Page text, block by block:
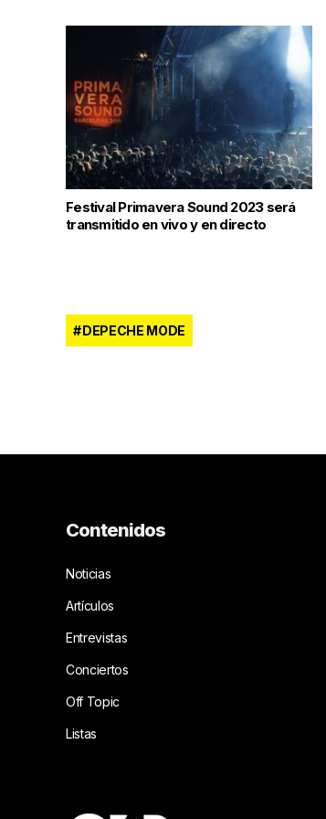
Festival Primavera Sound 2023 será
transmitido en vivo y en directo
DEPECHE MODE
Contenidos
Noticias
Artículos
Entrevistas
Conciertos
Off Topic
Listas